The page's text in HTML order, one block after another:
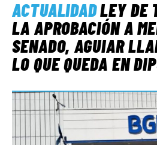
ACTUALIDADLEY DE
LA APROBACIÓN A
SENADO, AGUIAR
LO QUE QUEDA EN